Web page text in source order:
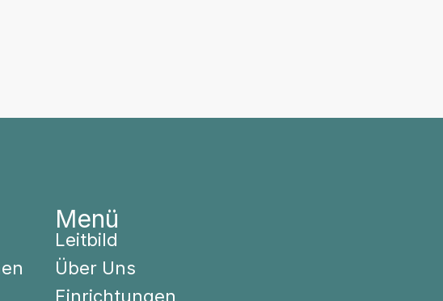
Menü
Leitbild
Über Uns
Einrichtungen